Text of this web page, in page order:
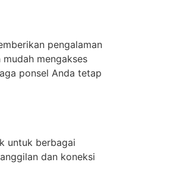
pengalaman
mengakses
ponsel Anda tetap
untuk berbagai
dan koneksi